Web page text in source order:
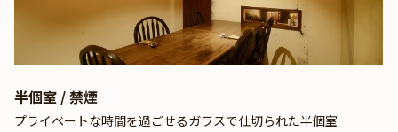
半個室 / 禁煙
プライベートな時間を過ごせるガラスで仕切られた半個室